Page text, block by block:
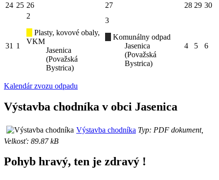
24 25 26 27 28 29 30
31 1
2
Plasty, kovové obaly,
VKM
Jasenica
(Považská
Bystrica)
3
Komunálny odpad
Jasenica
(Považská
Bystrica)
4 5 6
Kalendár zvozu odpadu
Výstavba chodníka v obci Jasenica
Výstavba chodníka Typ: PDF dokument,
Velkosť: 89.87 kB
Pohyb hravý, ten je zdravý !